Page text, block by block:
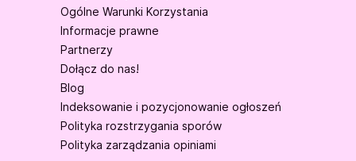
Ogólne Warunki Korzystania
Informacje prawne
Partnerzy
Dołącz do nas!
Blog
Indeksowanie i pozycjonowanie ogłoszeń
Polityka rozstrzygania sporów
Polityka zarządzania opiniami